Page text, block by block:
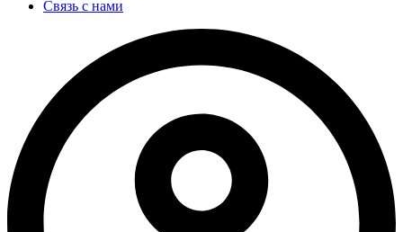
Связь с нами